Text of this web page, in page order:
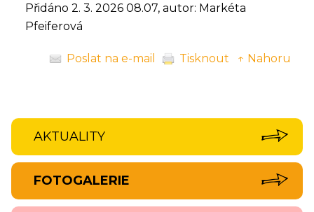
Přidáno 2. 3. 2026 08.07, autor: Markéta
Pfeiferová
Poslat na e-mail Tisknout ↑ Nahoru
AKTUALITY
FOTOGALERIE